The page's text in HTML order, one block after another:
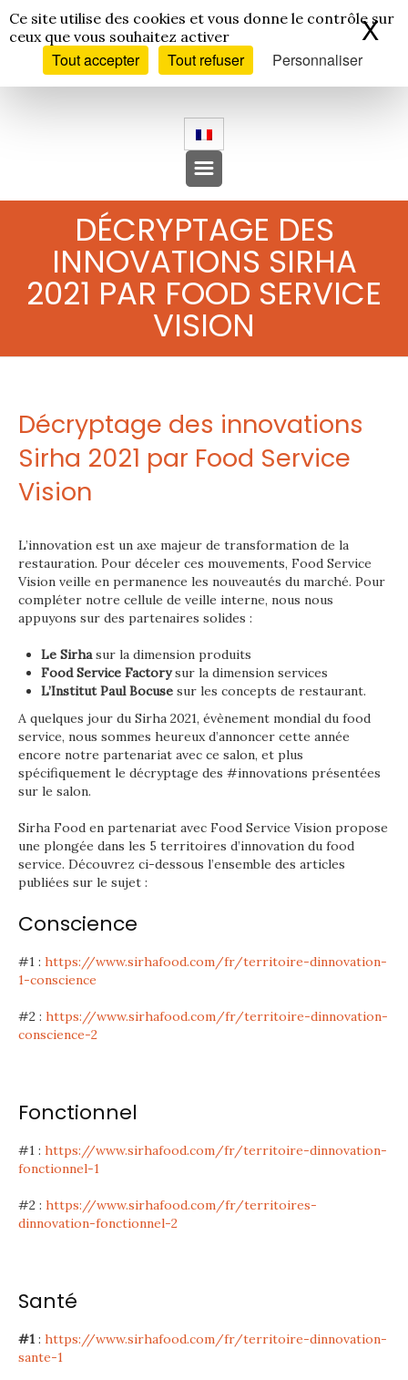
Panneau de gestion des cookies
Ce site utilise des cookies et vous donne le contrôle sur
ceux que vous souhaitez activer
Tout accepter Tout refuser Personnaliser
X
DÉCRYPTAGE DES
INNOVATIONS SIRHA
2021 PAR FOOD SERVICE
VISION
Décryptage des innovations
Sirha 2021 par Food Service
Vision
L’innovation est un axe majeur de transformation de la
restauration. Pour déceler ces mouvements, Food Service
Vision veille en permanence les nouveautés du marché. Pour
compléter notre cellule de veille interne, nous nous
appuyons sur des partenaires solides :
Le Sirhasur la dimension produits
Food Service Factorysur la dimension services
L’Institut Paul Bocuse sur les concepts de restaurant.
A quelques jour du Sirha 2021, évènement mondial du food
service, nous sommes heureux d’annoncer cette année
encore notre partenariat avec ce salon, et plus
spécifiquement le décryptage des #innovations présentées
sur le salon.
Sirha Food en partenariat avec Food Service Vision propose
une plongée dans les 5 territoires d’innovation du food
service. Découvrez ci-dessous l’ensemble des articles
publiées sur le sujet :
Conscience
#1 : https://www.sirhafood.com/fr/territoire-dinnovation-
1-conscience
#2 : https://www.sirhafood.com/fr/territoire-dinnovation-
conscience-2
Fonctionnel
#1 : https://www.sirhafood.com/fr/territoire-dinnovation-
fonctionnel-1
#2 : https://www.sirhafood.com/fr/territoires-
dinnovation-fonctionnel-2
Santé
#1 : https://www.sirhafood.com/fr/territoire-dinnovation-
sante-1